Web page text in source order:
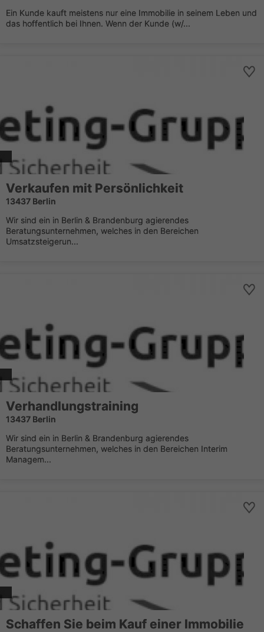
Ein Kunde kauft meistens nur eine Immobilie in seinem Leben und
das hoffentlich bei Ihnen. Wenn der Kunde (w/...
Verkaufen mit Persönlichkeit
13437 Berlin
Wir sind ein in Berlin & Brandenburg agierendes
Beratungsunternehmen, welches in den Bereichen
Umsatzsteigerun...
Verhandlungstraining
13437 Berlin
Wir sind ein in Berlin & Brandenburg agierendes
Beratungsunternehmen, welches in den Bereichen Interim
Managem...
Schaffen Sie beim Kauf einer Immobilie